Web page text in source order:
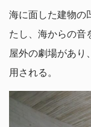
海に面した建物の
たし、海からの音
屋外の劇場があり
用される。